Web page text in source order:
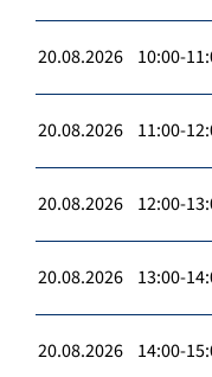
20.08.2026 10:00-
20.08.2026 11:00-
20.08.2026 12:00-
20.08.2026 13:00-
20.08.2026 14:00-